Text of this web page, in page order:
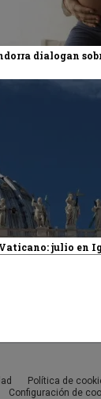
dialogan
julio en
Política de
Configuración de